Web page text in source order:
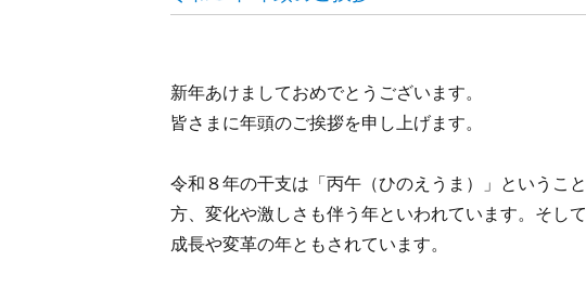
新年あけましておめでとうございます。
皆さまに年頭のご挨拶を申し上げます。
令和８年の干支は「丙午（ひのえうま）」というこ
方、変化や激しさも伴う年といわれています。そし
成長や変革の年ともされています。